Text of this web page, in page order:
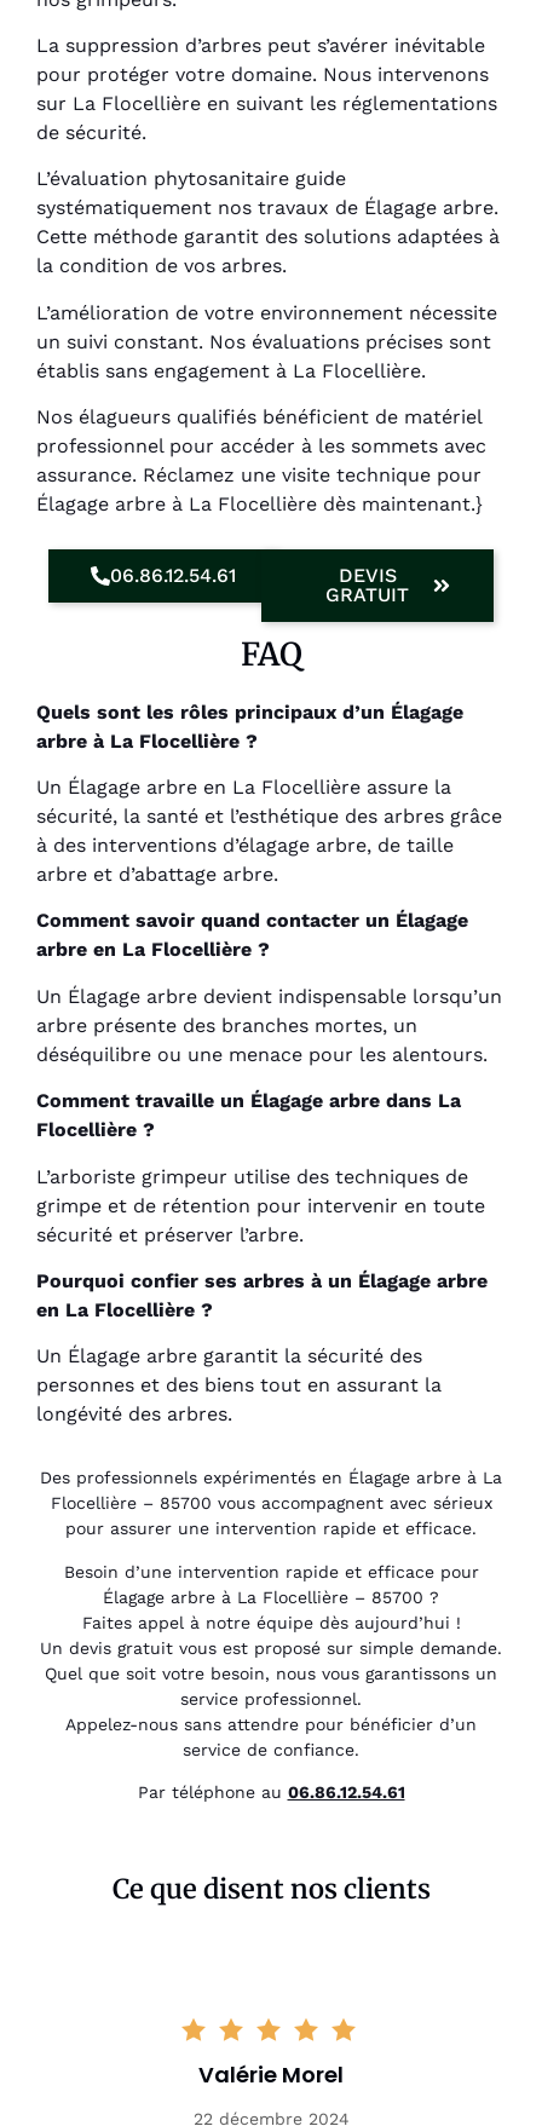
La suppression d’arbres peut s’avérer inévitable
pour protéger votre domaine. Nous intervenons
sur La Flocellière en suivant les réglementations
de sécurité.
L’évaluation phytosanitaire guide
systématiquement nos travaux de Élagage arbre.
Cette méthode garantit des solutions adaptées à
la condition de vos arbres.
L’amélioration de votre environnement nécessite
un suivi constant. Nos évaluations précises sont
établis sans engagement à La Flocellière.
Nos élagueurs qualifiés bénéficient de matériel
professionnel pour accéder à les sommets avec
assurance. Réclamez une visite technique pour
Élagage arbre à La Flocellière dès maintenant.}
06.86.12.54.61
DEVIS
GRATUIT
FAQ
Quels sont les rôles principaux d’un Élagage
arbre à La Flocellière ?
Un Élagage arbre en La Flocellière assure la
sécurité, la santé et l’esthétique des arbres grâce
à des interventions d’élagage arbre, de taille
arbre et d’abattage arbre.
Comment savoir quand contacter un Élagage
arbre en La Flocellière ?
Un Élagage arbre devient indispensable lorsqu’un
arbre présente des branches mortes, un
déséquilibre ou une menace pour les alentours.
Comment travaille un Élagage arbre dans La
Flocellière ?
L’arboriste grimpeur utilise des techniques de
grimpe et de rétention pour intervenir en toute
sécurité et préserver l’arbre.
Pourquoi confier ses arbres à un Élagage arbre
en La Flocellière ?
Un Élagage arbre garantit la sécurité des
personnes et des biens tout en assurant la
longévité des arbres.
Des professionnels expérimentés en Élagage arbre à La
Flocellière – 85700 vous accompagnent avec sérieux
pour assurer une intervention rapide et efficace.
Besoin d’une intervention rapide et efficace pour
Élagage arbre à La Flocellière – 85700 ?
Faites appel à notre équipe dès aujourd’hui !
Un devis gratuit vous est proposé sur simple demande.
Quel que soit votre besoin, nous vous garantissons un
service professionnel.
Appelez-nous sans attendre pour bénéficier d’un
service de confiance.
Par téléphone au 06.86.12.54.61
Ce que disent nos clients
Valérie Morel
22 décembre 2024